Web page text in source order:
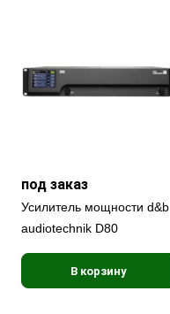
под заказ
Усилитель мощности d&b
audiotechnik D80
В корзину